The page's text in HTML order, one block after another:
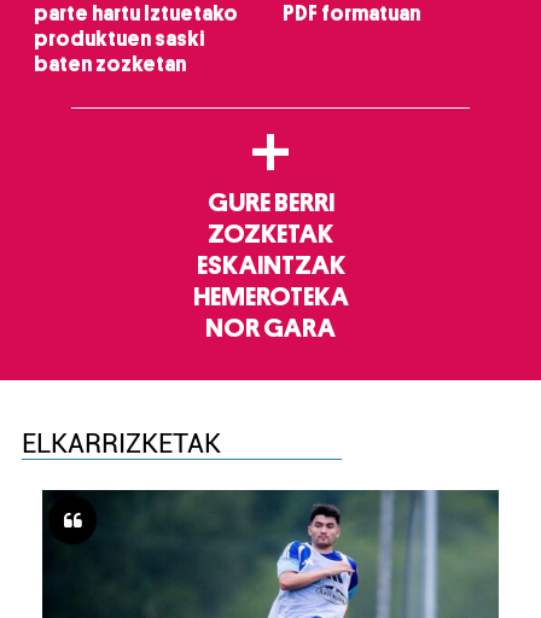
parte hartu Iztuetako
produktuen saski
baten zozketan
PDF formatuan
+
GURE BERRI
ZOZKETAK
ESKAINTZAK
HEMEROTEKA
NOR GARA
ELKARRIZKETAK